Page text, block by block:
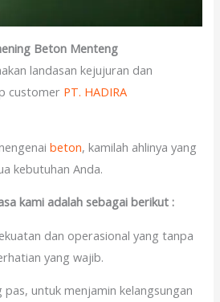
Beton Menteng
landasan kejujuran dan
customer PT. HADIRA
beton, kamilah ahlinya yang
kebutuhan Anda.
kami adalah sebagai berikut :
dan operasional yang tanpa
yang wajib.
untuk menjamin kelangsungan